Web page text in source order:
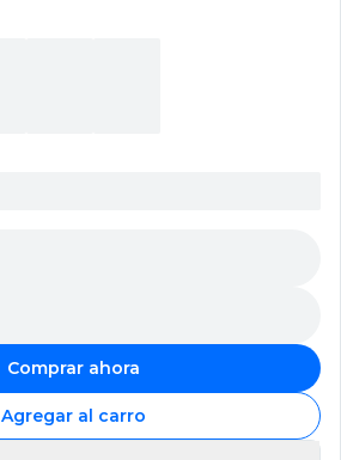
Comprar ahora
Agregar al carro